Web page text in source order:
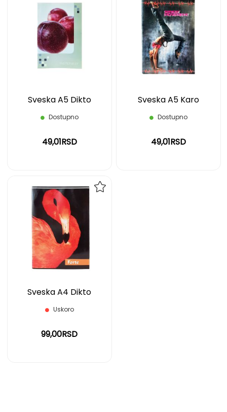
Sveska A5 Dikto
Dostupno
49,01RSD
Sveska A5 Karo
Dostupno
49,01RSD
Sveska A4 Dikto
Uskoro
99,00RSD